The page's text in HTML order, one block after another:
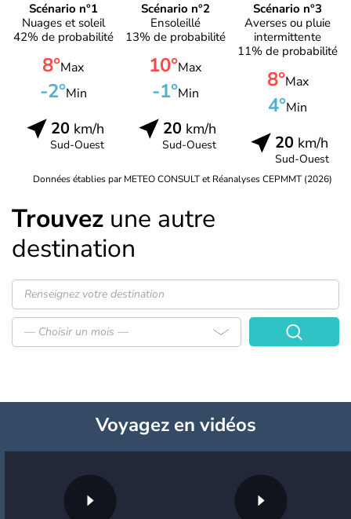
Scénario n°1
Nuages et soleil
42% de probabilité
8°Max
-2°Min
20km/h
Sud-Ouest
Scénario n°2
Ensoleillé
13% de probabilité
10°Max
-1°Min
20km/h
Sud-Ouest
Scénario n°3
Averses ou pluie
intermittente
11% de probabilité
8°Max
4°Min
20 km/h
Sud-Ouest
Données établies par METEO CONSULT et Réanalyses CEPMMT (2026)
Trouvez une autre
destination
— Choisir un mois —
Voyagezen vidéos